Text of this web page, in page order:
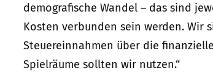
demografische Wandel – das sind
Kosten verbunden sein werden.
Steuereinnahmen über die
Spielräume sollten wir nutzen.“